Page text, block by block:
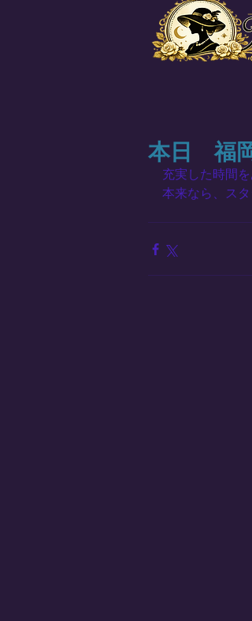
本日 福
充実した時間
本来なら、ス